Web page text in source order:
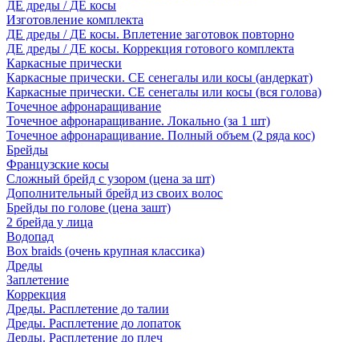
ДЕ дреды / ДЕ косы
Изготовление комплекта
ДЕ дреды / ДЕ косы. Вплетение заготовок повторно
ДЕ дреды / ДЕ косы. Коррекция готового комплекта
Каркасные прически
Каркасные прически. СЕ сенегалы или косы (андеркат)
Каркасные прически. СЕ сенегалы или косы (вся голова)
Точечное афронаращивание
Точечное афронаращивание. Локально (за 1 шт)
Точечное афронаращивание. Полный объем (2 ряда кос)
Брейды
Французские косы
Сложный брейд с узором (цена за шт)
Дополнительный брейд из своих волос
Брейды по голове (цена зашт)
2 брейда у лица
Водопад
Box braids (очень крупная классика)
Дреды
Заплетение
Коррекция
Дреды. Расплетение до талии
Дреды. Расплетение до лопаток
Дерды. Расплетение до плеч